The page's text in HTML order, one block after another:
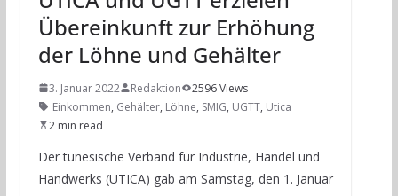
Übereinkunft zur Erhöhung
der Löhne und Gehälter
3. Januar 2022 Redaktion
2596 Views
Einkommen, Gehälter, Löhne, SMIG, UGTT, Utica
2 min read
Der tunesische Verband für Industrie, Handel und
Handwerks (UTICA) gab am Samstag, den 1. Januar